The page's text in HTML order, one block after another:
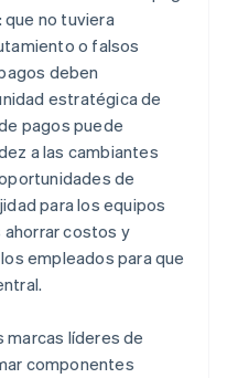
que no tuviera
o falsos
deben
estratégica de
pagos puede
a las cambiantes
de
para los equipos
costos y
empleados para que
marcas líderes de
componentes